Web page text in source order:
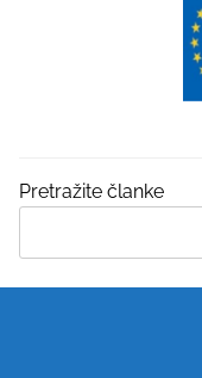
Pretražite članke